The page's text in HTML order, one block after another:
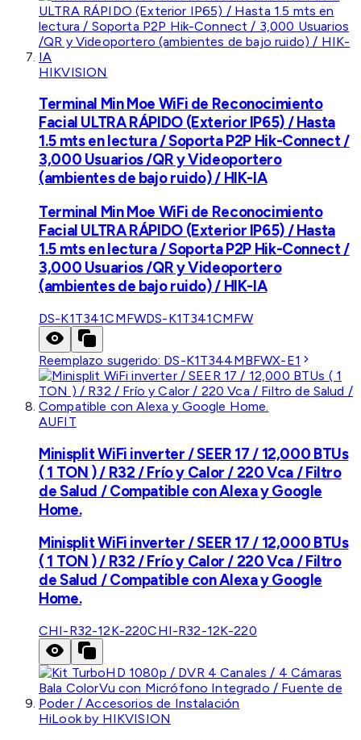
HIKVISION
Terminal Min Moe WiFi de Reconocimiento
Facial ULTRA RÁPIDO (Exterior IP65) / Hasta
1.5 mts en lectura / Soporta P2P Hik-Connect /
3,000 Usuarios /QR y Videoportero
(ambientes de bajo ruido) / HIK-IA
Terminal Min Moe WiFi de Reconocimiento
Facial ULTRA RÁPIDO (Exterior IP65) / Hasta
1.5 mts en lectura / Soporta P2P Hik-Connect /
3,000 Usuarios /QR y Videoportero
(ambientes de bajo ruido) / HIK-IA
DS-K1T341CMFWDS-K1T341CMFW
Reemplazo sugerido: DS-K1T344MBFWX-E1
AUFIT
Minisplit WiFi inverter / SEER 17 / 12,000 BTUs
( 1 TON ) / R32 / Frío y Calor / 220 Vca / Filtro
de Salud / Compatible con Alexa y Google
Home.
Minisplit WiFi inverter / SEER 17 / 12,000 BTUs
( 1 TON ) / R32 / Frío y Calor / 220 Vca / Filtro
de Salud / Compatible con Alexa y Google
Home.
CHI-R32-12K-220CHI-R32-12K-220
HiLook by HIKVISION